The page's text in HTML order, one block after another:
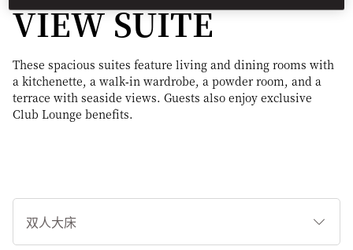
VIEW SUITE
These spacious suites feature living and dining rooms with
a kitchenette, a walk‑in wardrobe, a powder room, and a
terrace with seaside views. Guests also enjoy exclusive
Club Lounge benefits.
睡
型